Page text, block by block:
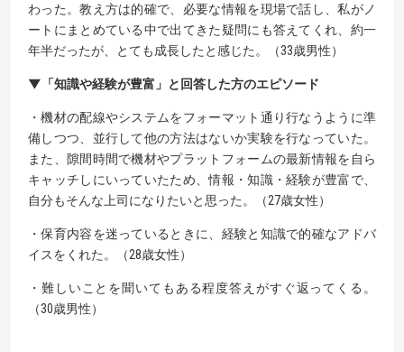
わった。教え方は的確で、必要な情報を現場で話し、私がノ
ートにまとめている中で出てきた疑問にも答えてくれ、約一
年半だったが、とても成長したと感じた。（33歳男性）
▼「知識や経験が豊富」と回答した方のエピソード
・機材の配線やシステムをフォーマット通り行なうように準
備しつつ、並行して他の方法はないか実験を行なっていた。
また、隙間時間で機材やプラットフォームの最新情報を自ら
キャッチしにいっていたため、情報・知識・経験が豊富で、
自分もそんな上司になりたいと思った。（27歳女性）
・保育内容を迷っているときに、経験と知識で的確なアドバ
イスをくれた。（28歳女性）
・難しいことを聞いてもある程度答えがすぐ返ってくる。
（30歳男性）